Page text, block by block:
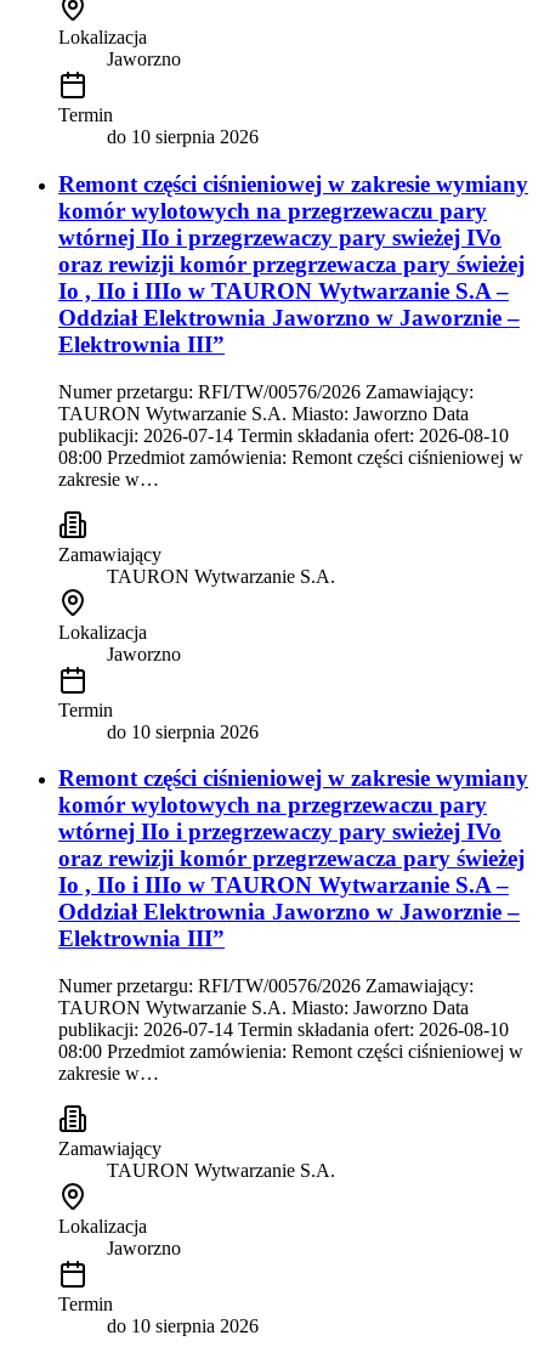
Lokalizacja
Jaworzno
Termin
do 10 sierpnia 2026
Remont części ciśnieniowej w zakresie wymiany
komór wylotowych na przegrzewaczu pary
wtórnej IIo i przegrzewaczy pary swieżej IVo
oraz rewizji komór przegrzewacza pary świeżej
Io , IIo i IIIo w TAURON Wytwarzanie S.A –
Oddział Elektrownia Jaworzno w Jaworznie –
Elektrownia III”
Numer przetargu: RFI/TW/00576/2026 Zamawiający:
TAURON Wytwarzanie S.A. Miasto: Jaworzno Data
publikacji: 2026-07-14 Termin składania ofert: 2026-08-10
08:00 Przedmiot zamówienia: Remont części ciśnieniowej w
zakresie w…
Zamawiający
TAURON Wytwarzanie S.A.
Lokalizacja
Jaworzno
Termin
do 10 sierpnia 2026
Remont części ciśnieniowej w zakresie wymiany
komór wylotowych na przegrzewaczu pary
wtórnej IIo i przegrzewaczy pary swieżej IVo
oraz rewizji komór przegrzewacza pary świeżej
Io , IIo i IIIo w TAURON Wytwarzanie S.A –
Oddział Elektrownia Jaworzno w Jaworznie –
Elektrownia III”
Numer przetargu: RFI/TW/00576/2026 Zamawiający:
TAURON Wytwarzanie S.A. Miasto: Jaworzno Data
publikacji: 2026-07-14 Termin składania ofert: 2026-08-10
08:00 Przedmiot zamówienia: Remont części ciśnieniowej w
zakresie w…
Zamawiający
TAURON Wytwarzanie S.A.
Lokalizacja
Jaworzno
Termin
do 10 sierpnia 2026